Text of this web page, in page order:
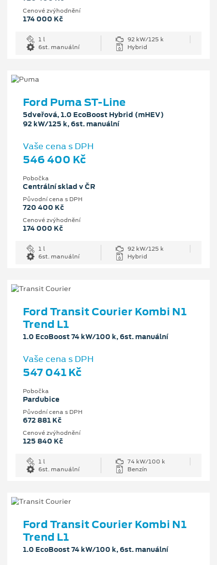
Cenové zvýhodnění
174 000 Kč
1 l
92 kW/125 k
6st. manuální
Hybrid
Ford Puma ST-Line
5dveřová, 1.0 EcoBoost Hybrid (mHEV)
92 kW/125 k, 6st. manuální
Vaše cena s DPH
546 400 Kč
Pobočka
Centrální sklad v ČR
Původní cena s DPH
720 400 Kč
Cenové zvýhodnění
174 000 Kč
1 l
92 kW/125 k
6st. manuální
Hybrid
Ford Transit Courier Kombi N1
Trend L1
1.0 EcoBoost 74 kW/100 k, 6st. manuální
Vaše cena s DPH
547 041 Kč
Pobočka
Pardubice
Původní cena s DPH
672 881 Kč
Cenové zvýhodnění
125 840 Kč
1 l
74 kW/100 k
6st. manuální
Benzín
Ford Transit Courier Kombi N1
Trend L1
1.0 EcoBoost 74 kW/100 k, 6st. manuální